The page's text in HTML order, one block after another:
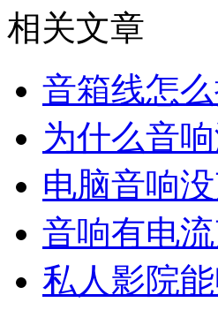
相关文章
音箱线怎
为什么音
电脑音响
音响有电
私人影院